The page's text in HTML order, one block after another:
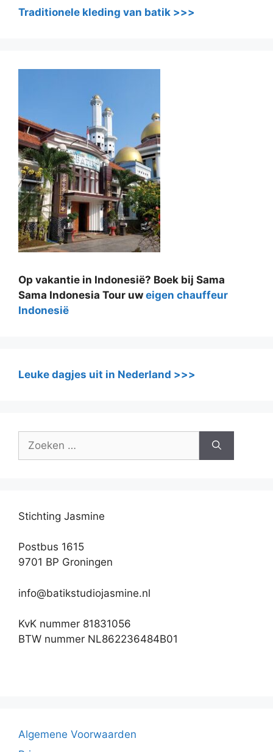
Traditionele kleding van batik >>>
Op vakantie in Indonesië? Boek bij Sama
Sama Indonesia Tour uw eigen chauffeur
Indonesië
Leuke dagjes uit in Nederland >>>
naar:
Stichting Jasmine
Postbus 1615
9701 BP Groningen
info@batikstudiojasmine.nl
KvK nummer 81831056
BTW nummer NL862236484B01
Algemene Voorwaarden